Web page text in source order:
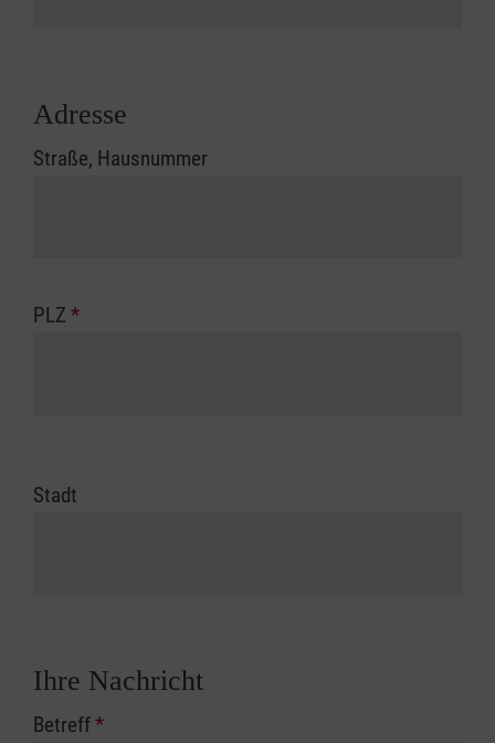
Adresse
Straße, Hausnummer
PLZ *
Stadt
Ihre Nachricht
Betreff*